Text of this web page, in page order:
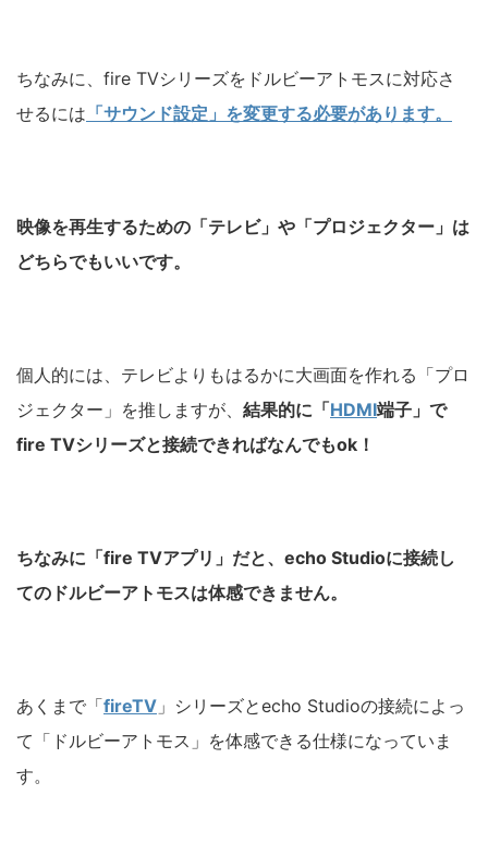
ちなみに、fire TVシリーズをドルビーアトモスに対応さ
せるには 「サウンド設定」を変更する必要があります。
映像を再生するための「テレビ」や「プロジェクター」は
どちらでもいいです。
個人的には、テレビよりもはるかに大画面を作れる「プロ
ジェクター」を推しますが、 結果的に「HDMI端子」で
fire TVシリーズと接続できればなんでもok！
ちなみに「fire TVアプリ」だと、echo Studioに接続し
てのドルビーアトモスは体感できません。
あくまで「fireTV 」シリーズとecho Studioの接続によっ
て「ドルビーアトモス」を体感できる仕様になっていま
す。